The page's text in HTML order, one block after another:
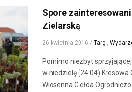
Spore
Zielarską
26 kwietnia 2016 / Targi,
Pomimo niezbyt
w niedzielę (24.04) Kresowa
Wiosenna Giełda